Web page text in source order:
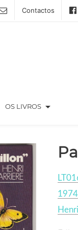
Contactos
OS LIVROS arrow_drop_down
1974